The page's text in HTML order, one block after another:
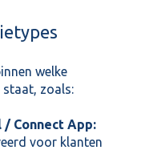
welke
zoals:
Connect App:
voor klanten